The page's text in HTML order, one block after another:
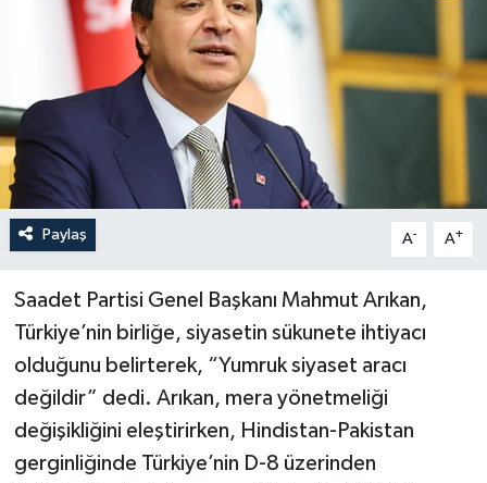
Paylaş A- A+
Saadet Partisi Genel Başkanı Mahmut Arıkan,
Türkiye’nin birliğe, siyasetin sükunete ihtiyacı
olduğunu belirterek, “Yumruk siyaset aracı
değildir” dedi. Arıkan, mera yönetmeliği
değişikliğini eleştirirken, Hindistan-Pakistan
gerginliğinde Türkiye’nin D-8 üzerinden